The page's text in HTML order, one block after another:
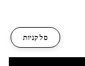
סל קניות